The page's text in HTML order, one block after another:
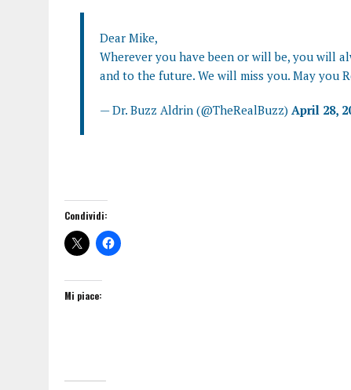
Dear Mike,
Wherever you have been or will be, you will
and to the future. We will miss you. May you
— Dr. Buzz Aldrin (@TheRealBuzz) April 28,
Condividi:
Mi piace: